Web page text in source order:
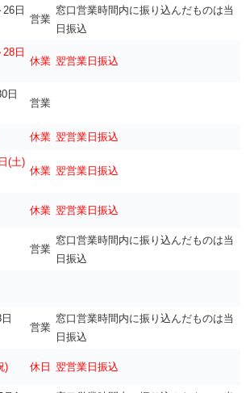
26日
営業
窓口営業時間内に振り込んだものは当
日振込
28日
休業 翌営業日振込
日
営業
休業 翌営業日振込
(土)
休業 翌営業日振込
休業 翌営業日振込
営業
窓口営業時間内に振り込んだものは当
日振込
営業
窓口営業時間内に振り込んだものは当
日振込
) 休日 翌営業日振込